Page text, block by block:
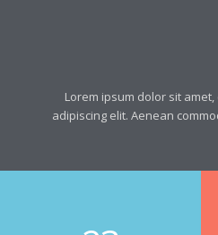
Lorem ipsum dolor sit
adipiscing elit. Aenean